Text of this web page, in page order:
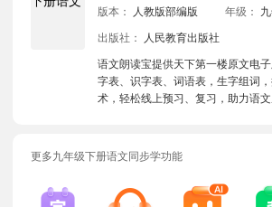
版本： 人教版部编版 年级：
出版社：
人民教育出版社
语文朗读宝提供天下第一楼原文电
字表、识字表、词语表，生字组词
术，轻松线上预习、复习，助力语文
更多九年级下册语文同步学功能